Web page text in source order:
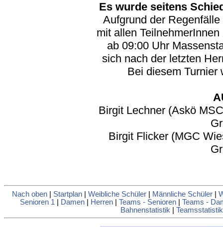
Es wurde seitens
Aufgrund der
mit allen
ab 09:00 Uhr
sich nach der letzten
Bei diesem Turnier
Birgit Lechner (Askö
Birgit Flicker (MGC
Nach oben| Startplan| Weibliche Schüler| Männliche Schüler|
Senioren 1 | Damen | Herren | Teams - Senioren | Teams -
Bahnenstatistik | Teamsstatistik